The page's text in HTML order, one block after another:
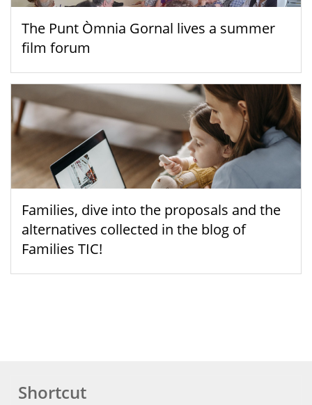
The Punt Òmnia Gornal lives a summer
film forum
Families, dive into the proposals and the
alternatives collected in the blog of
Families TIC!
Shortcut